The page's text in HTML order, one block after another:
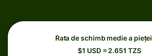
Rata de schimb medie a pieței
$1 USD = 2.651 TZS